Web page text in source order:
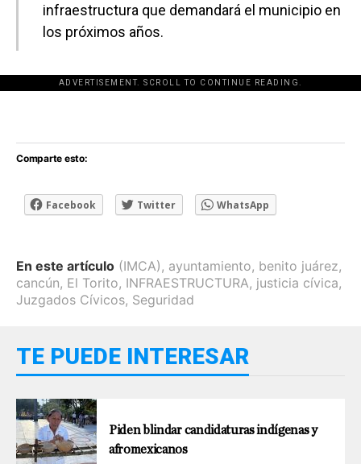
infraestructura que demandará el municipio en
los próximos años.
ADVERTISEMENT. SCROLL TO CONTINUE READING.
[adsforwp id="243463"]
Comparte esto:
Facebook Twitter WhatsApp
En este artículo (IMCA) , ayuntamiento, benito juárez,
cancún, El Torito, INFRAESTRUCTURA, justicia cívica,
Juzgados Cívicos, Seguridad
TE PUEDE INTERESAR
Piden blindar candidaturas indígenas y
afromexicanos